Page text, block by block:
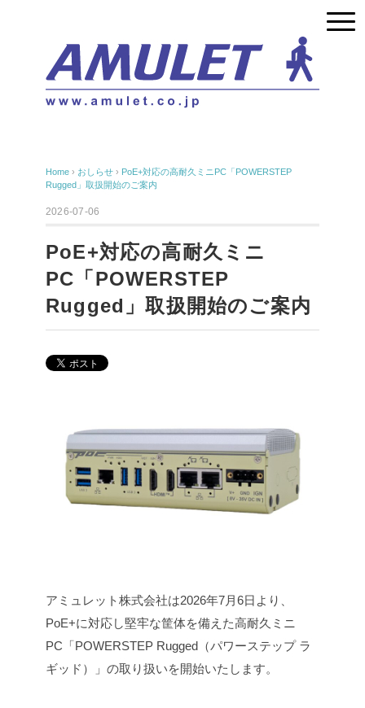
Home › おしらせ › PoE+対応の高耐久ミニPC「POWERSTEP
Rugged」取扱開始のご案内
2026-07-06
PoE+対応の高耐久ミニ
PC「POWERSTEP
Rugged」取扱開始のご案内
アミュレット株式会社は2026年7月6日より、
PoE+に対応し堅牢な筐体を備えた高耐久ミニ
PC「POWERSTEP Rugged（パワーステップ ラ
ギッド）」の取り扱いを開始いたします。